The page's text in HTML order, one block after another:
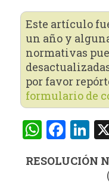
Este artículo
un año y
normativas
por favor
formulario de
RESOLUCIÓN